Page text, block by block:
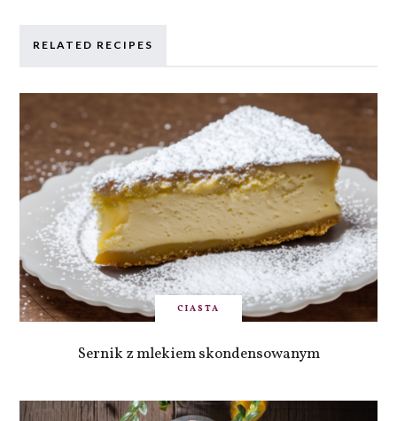
RELATED RECIPES
CIASTA
Sernik z mlekiem skondensowanym